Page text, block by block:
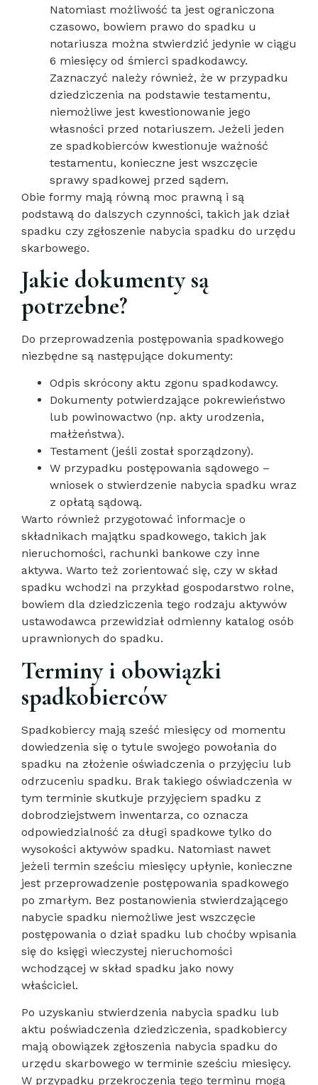
Natomiast możliwość ta jest ograniczona
czasowo, bowiem prawo do spadku u
notariusza można stwierdzić jedynie w ciągu
6 miesięcy od śmierci spadkodawcy.
Zaznaczyć należy również, że w przypadku
dziedziczenia na podstawie testamentu,
niemożliwe jest kwestionowanie jego
własności przed notariuszem. Jeżeli jeden
ze spadkobierców kwestionuje ważność
testamentu, konieczne jest wszczęcie
sprawy spadkowej przed sądem.
Obie formy mają równą moc prawną i są
podstawą do dalszych czynności, takich jak dział
spadku czy zgłoszenie nabycia spadku do urzędu
skarbowego.
Jakie dokumenty są
potrzebne?
Do przeprowadzenia postępowania spadkowego
niezbędne są następujące dokumenty:
Odpis skrócony aktu zgonu spadkodawcy.
Dokumenty potwierdzające pokrewieństwo
lub powinowactwo (np. akty urodzenia,
małżeństwa).
Testament (jeśli został sporządzony).
W przypadku postępowania sądowego –
wniosek o stwierdzenie nabycia spadku wraz
z opłatą sądową.
Warto również przygotować informacje o
składnikach majątku spadkowego, takich jak
nieruchomości, rachunki bankowe czy inne
aktywa. Warto też zorientować się, czy w skład
spadku wchodzi na przykład gospodarstwo rolne,
bowiem dla dziedziczenia tego rodzaju aktywów
ustawodawca przewidział odmienny katalog osób
uprawnionych do spadku.
Terminy i obowiązki
spadkobierców
Spadkobiercy mają sześć miesięcy od momentu
dowiedzenia się o tytule swojego powołania do
spadku na złożenie oświadczenia o przyjęciu lub
odrzuceniu spadku. Brak takiego oświadczenia w
tym terminie skutkuje przyjęciem spadku z
dobrodziejstwem inwentarza, co oznacza
odpowiedzialność za długi spadkowe tylko do
wysokości aktywów spadku. Natomiast nawet
jeżeli termin sześciu miesięcy upłynie, konieczne
jest przeprowadzenie postępowania spadkowego
po zmarłym. Bez postanowienia stwierdzającego
nabycie spadku niemożliwe jest wszczęcie
postępowania o dział spadku lub choćby wpisania
się do księgi wieczystej nieruchomości
wchodzącej w skład spadku jako nowy
właściciel.
Po uzyskaniu stwierdzenia nabycia spadku lub
aktu poświadczenia dziedziczenia, spadkobiercy
mają obowiązek zgłoszenia nabycia spadku do
urzędu skarbowego w terminie sześciu miesięcy.
W przypadku przekroczenia tego terminu mogą